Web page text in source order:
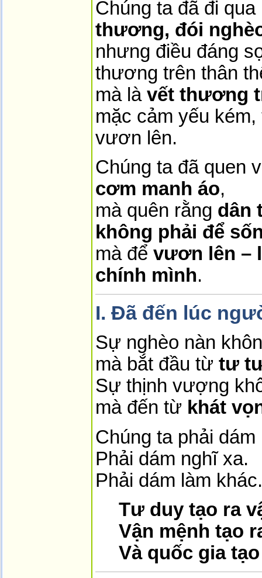
Chúng ta đã đi
thương, đói
nhưng điều đáng
thương trên thân
mà là vết thương
mặc cảm yếu
vươn lên.
Chúng ta đã quen
cơm manh áo,
mà quên rằng dân
không phải để
mà để vươn lên –
chính mình.
I. Đã đến lúc
Sự nghèo nàn
mà bắt đầu từ tư
Sự thịnh vượng
mà đến từ khát
Chúng ta phải
Phải dám nghĩ xa.
Phải dám làm khác.
Tư duy tạo ra
Vận mệnh tạo
Và quốc gia